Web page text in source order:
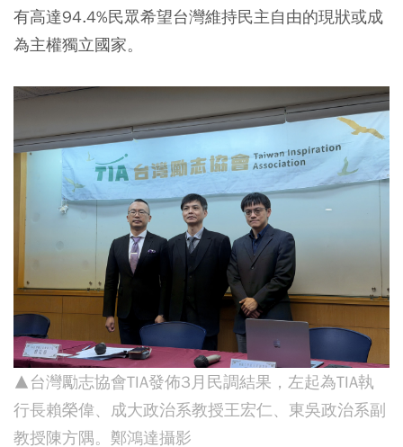
有高達94.4%民眾希望台灣維持民主自由的現狀或成
為主權獨立國家。
▲台灣勵志協會TIA發佈3月民調結果，左起為TIA執
行長賴榮偉、成大政治系教授王宏仁、東吳政治系副
教授陳方隅。鄭鴻達攝影